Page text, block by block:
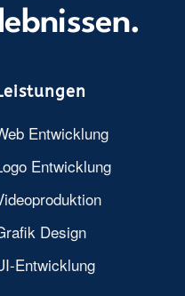
Entwicklung
Entwicklung
Design
Entwicklung